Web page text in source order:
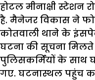
होटल मीनाक्षी स्टेशन
है. मैनेजर विकास ने
कोतवाली थाने के
घटना की सूचना
पुलिसकर्मियों के साथ
गए. घटनास्थल पहुंच